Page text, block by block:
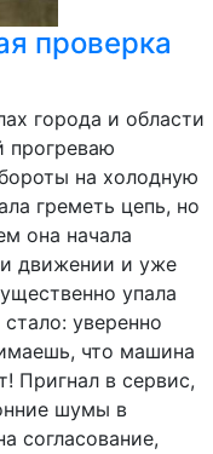
проверка
города и области
прогреваю
на холодную
греметь цепь, но
она начала
движении и уже
упала
уверенно
что машина
Пригнал в сервис,
шумы в
согласование,